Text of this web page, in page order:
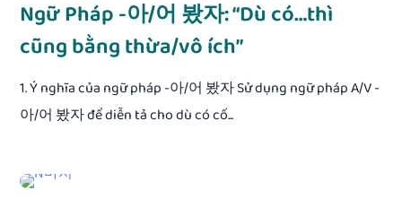
Ngữ Pháp -아/어 봤자: “Dù có…thì
cũng bằng thừa/vô ích”
1. Ý nghĩa của ngữ pháp -아/어 봤자 Sử dụng ngữ pháp A/V -
아/어 봤자 để diễn tả cho dù có cố...